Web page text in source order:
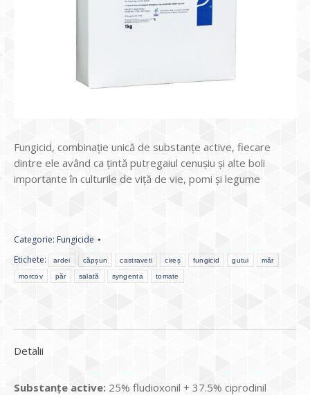
Fungicid, combinație unică de substanțe active, fiecare
dintre ele având ca țintă putregaiul cenușiu și alte boli
importante în culturile de viță de vie, pomi și legume
Categorie: Fungicide
Etichete:
ardei căpșun castraveti cireș fungicid gutui măr
morcov păr salată syngenta tomate
Detalii
Substanțe active: 25% fludioxonil + 37.5% ciprodinil